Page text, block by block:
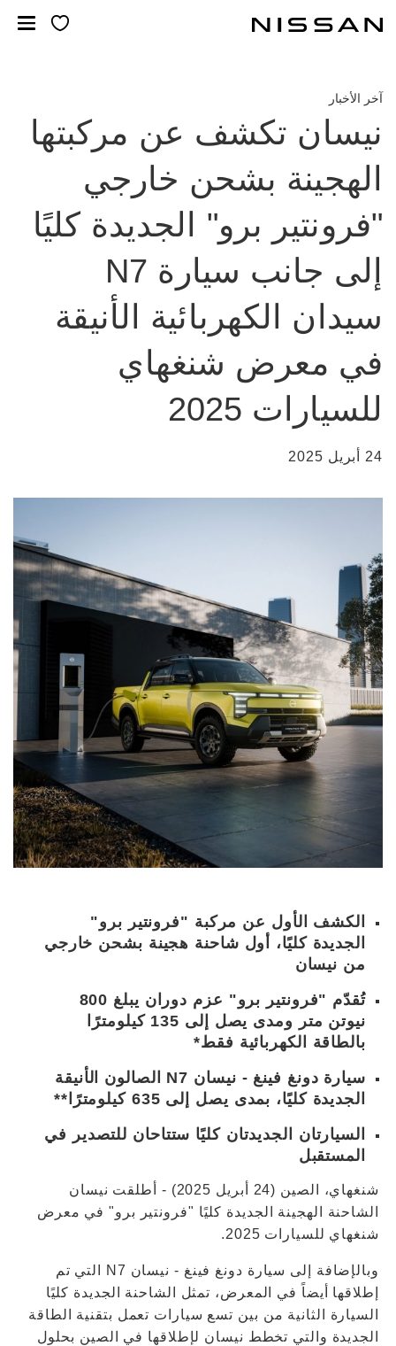
المحتوى
آخر الأخبار
نيسان تكشف عن مركبتها
الهجينة بشحن خارجي
"فرونتير برو" الجديدة كليًا
إلى جانب سيارة N7
سيدان الكهربائية الأنيقة
في معرض شنغهاي
للسيارات 2025
24 أبريل 2025
الكشف الأول عن مركبة "فرونتير برو"
الجديدة كليًا، أول شاحنة هجينة بشحن خارجي
من نيسان
تُقدّم "فرونتير برو" عزم دوران يبلغ 800
نيوتن متر ومدى يصل إلى 135 كيلومترًا
بالطاقة الكهربائية فقط*
سيارة دونغ فينغ - نيسان N7 الصالون الأنيقة
الجديدة كليًا، بمدى يصل إلى 635 كيلومترًا**
السيارتان الجديدتان كليًا ستتاحان للتصدير في
المستقبل
شنغهاي، الصين (24 أبريل 2025) - أطلقت نيسان
الشاحنة الهجينة الجديدة كليًا "فرونتير برو" في معرض
شنغهاي للسيارات 2025.
وبالإضافة إلى سيارة دونغ فينغ - نيسان N7 التي تم
إطلاقها أيضاً في المعرض، تمثل الشاحنة الجديدة كليًا
السيارة الثانية من بين تسع سيارات تعمل بتقنية الطاقة
الجديدة والتي تخطط نيسان لإطلاقها في الصين بحلول